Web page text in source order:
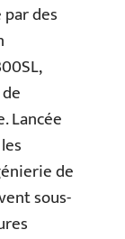
des
Lancée
de
sous-